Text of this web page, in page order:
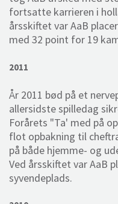
fortsatte karrieren i
årsskiftet var AaB
med 32 point for 19
2011
År 2011 bød på et
allersidste spilledag
Forårets "Ta' med på
flot opbakning til
på både hjemme- og
Ved årsskiftet var AaB
syvendeplads.